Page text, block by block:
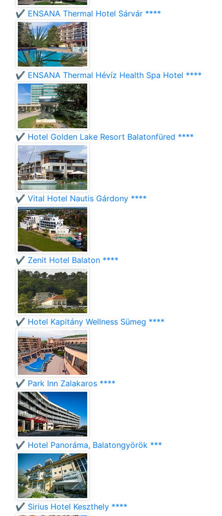
✔️ ENSANA Thermal Hotel Sárvár ****
✔️ ENSANA Thermal Hévíz Health Spa Hotel ****
✔️ Hotel Golden Lake Resort Balatonfüred ****
✔️ Vital Hotel Nautis Gárdony ****
✔️ Zenit Hotel Balaton ****
✔️ Hotel Kapitány Wellness Sümeg ****
✔️ Park Inn Zalakaros ****
✔️ Hotel Panoráma, Balatongyörök ***
✔️ Sirius Hotel Keszthely ****